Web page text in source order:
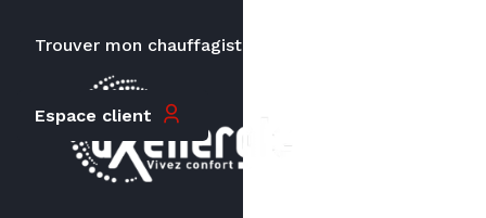
Trouver mon chauffagiste
Espace client